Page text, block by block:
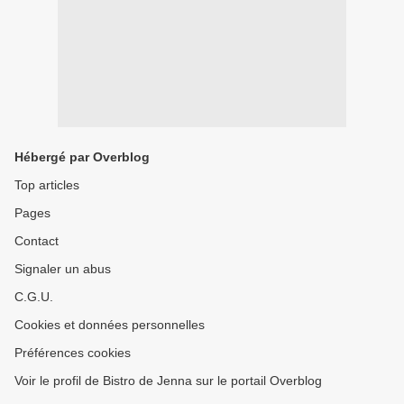
Hébergé par Overblog
Top articles
Pages
Contact
Signaler un abus
C.G.U.
Cookies et données personnelles
Préférences cookies
Voir le profil de Bistro de Jenna sur le portail Overblog